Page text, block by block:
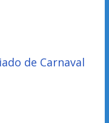
de Carnaval